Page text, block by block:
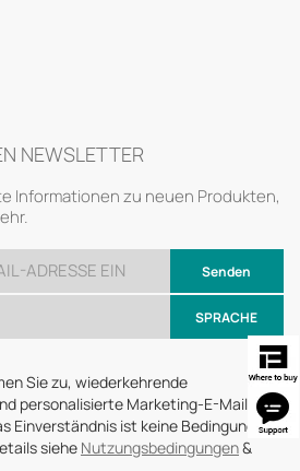
NEWSLETTER
Informationen zu neuen Produkten,
Senden
SPRACHE
Sie zu, wiederkehrende
personalisierte Marketing-E-Mails von
Einverständnis ist keine Bedingung für
siehe Nutzungsbedingungen&